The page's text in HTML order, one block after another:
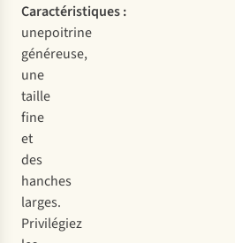
Caractéristiques :
unepoitrine
généreuse,
une
taille
fine
et
des
hanches
larges.
Privilégiez